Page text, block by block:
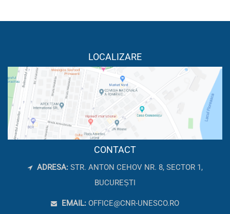
LOCALIZARE
CONTACT
ADRESA: STR. ANTON CEHOV NR. 8, SECTOR 1,
BUCUREȘTI
EMAIL: OFFICE@CNR-UNESCO.RO